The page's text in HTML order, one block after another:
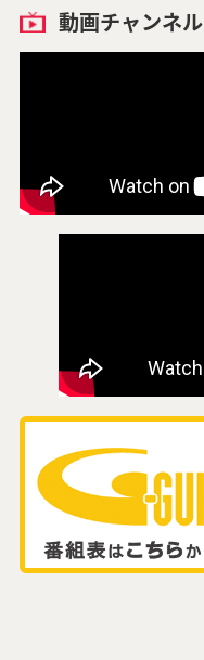
動画チャンネル